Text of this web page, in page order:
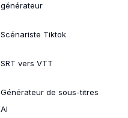
générateur
Scénariste Tiktok
SRT vers VTT
Générateur de sous-titres
AI